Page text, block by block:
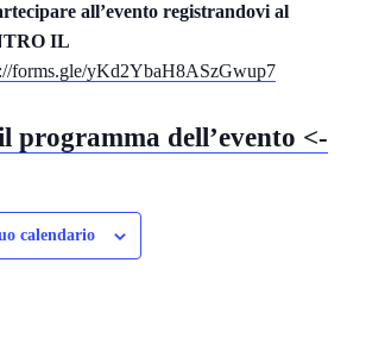
all’evento registrandovi al
IL
forms.gle/yKd2YbaH8ASzGwup7
programma dell’evento <-
calendario